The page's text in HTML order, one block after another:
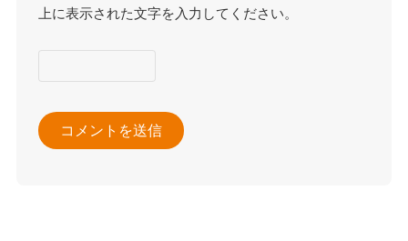
上に表示された文字を入力してください。